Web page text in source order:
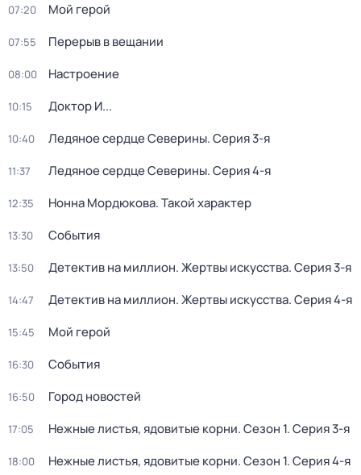
07:20 Мой герой
07:55 Перерыв в вещании
08:00 Настроение
10:15 Доктор И...
10:40 Ледяное сердце Северины. Серия 3-я
11:37 Ледяное сердце Северины. Серия 4-я
12:35 Нонна Мордюкова. Такой характер
13:30 События
13:50 Детектив на миллион. Жертвы искусства. Серия 3-я
14:47 Детектив на миллион. Жертвы искусства. Серия 4-я
15:45 Мой герой
16:30 События
16:50 Город новостей
17:05 Нежные листья, ядовитые корни. Сезон 1. Серия 3-я
18:00 Нежные листья, ядовитые корни. Сезон 1. Серия 4-я